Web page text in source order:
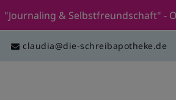
"Journaling & Selbstfreundschaft" -
claudia@die-schreibapotheke.de